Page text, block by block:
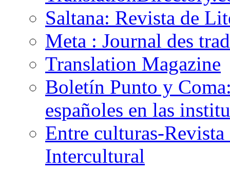
Saltana: Revista de
Meta : Journal des
Translation Magazine
Boletín Punto y
españoles en las
Entre culturas-
Intercultural